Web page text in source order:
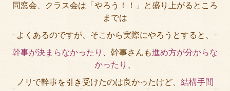
同窓会、クラス会は「やろう！！」と盛り上がるところ
までは
よくあるのですが、そこから実際にやろうとすると、
幹事が決まらなかったり 、幹事さんも進め方が分からな
かったり 、
ノリで幹事を引き受けたのは良かったけど、 結構手間